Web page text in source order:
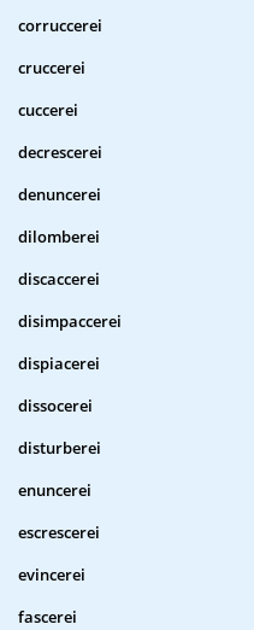
corruccerei
cruccerei
cuccerei
decrescerei
denuncerei
dilomberei
discaccerei
disimpaccerei
dispiacerei
dissocerei
disturberei
enuncerei
escrescerei
evincerei
fascerei